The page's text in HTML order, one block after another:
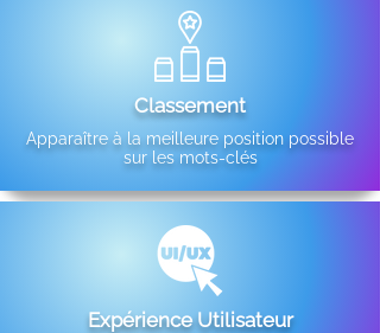
Classement
Apparaître à la meilleure position possible
sur les mots-clés
Expérience Utilisateur